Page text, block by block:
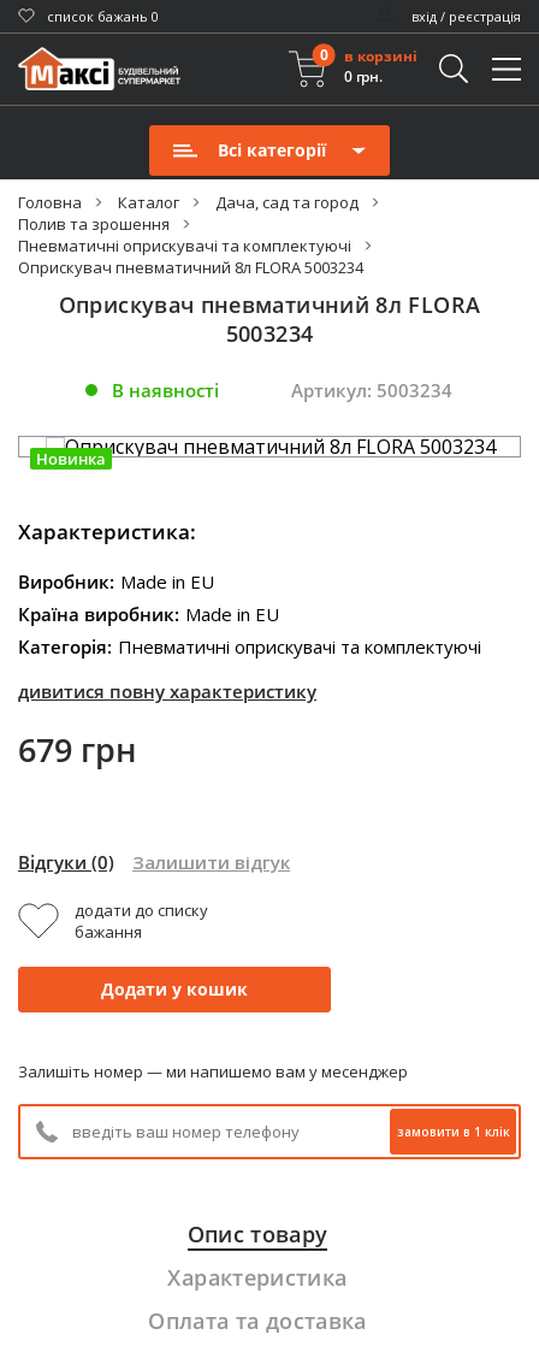
cписок бажань 0 вхід / реєстрація
0
в корзині
0 грн.
Всі категорії
Головна Каталог
Дача, сад та город
Полив та зрошення
Пневматичні оприскувачі та комплектуючі
Оприскувач пневматичний 8л FLORA 5003234
Оприскувач пневматичний 8л FLORA
5003234
В наявності Артикул: 5003234
Новинка
Характеристика:
Виробник: Made in EU
Країна виробник: Made in EU
Категорія: Пневматичні оприскувачі та комплектуючі
дивитися повну характеристику
679 грн
Відгуки (0) Залишити відгук
Додати у кошик
додати до списку
бажання
Залишіть номер — ми напишемо вам у месенджер
замовити в 1 клік
Опис товару
Характеристика
Оплата та доставка